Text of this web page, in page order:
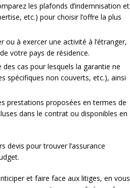
les plafonds d’indemnisation et
etc.) pour choisir l’offre la plus
ou à exercer une activité à l’étranger,
votre pays de résidence.
des cas pour lesquels la garantie ne
spécifiques non couverts, etc.), ainsi
prestations proposées en termes de
dans le contrat ou disponibles en
devis pour trouver l’assurance
et faire face aux litiges, en vous